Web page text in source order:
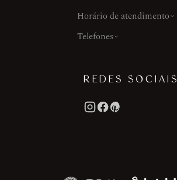
Horário de atendimento
Telefones
REDES SOCIAIS